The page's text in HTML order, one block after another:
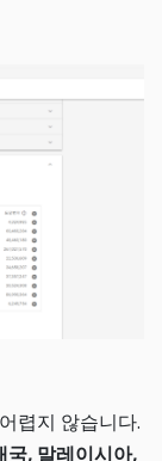
렵지 않습니다.
국, 말레이시아,